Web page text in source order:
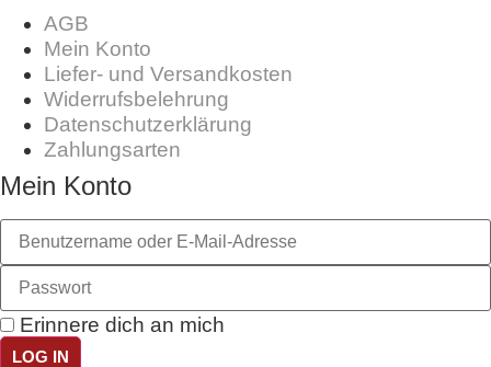
AGB
Mein Konto
Liefer- und Versandkosten
Widerrufsbelehrung
Datenschutzerklärung
Zahlungsarten
Mein Konto
Erinnere dich an mich
LOG IN